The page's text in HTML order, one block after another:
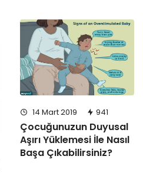
14 Mart 2019 941
Çocuğunuzun Duyusal
Aşırı Yüklemesi İle Nasıl
Başa Çıkabilirsiniz?